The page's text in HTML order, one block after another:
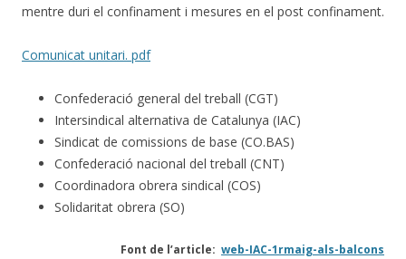
mentre duri el confinament i mesures en el post confinament.
Comunicat unitari. pdf
Confederació general del treball (CGT)
Intersindical alternativa de Catalunya (IAC)
Sindicat de comissions de base (CO.BAS)
Confederació nacional del treball (CNT)
Coordinadora obrera sindical (COS)
Solidaritat obrera (SO)
Font de l’article: web-IAC-1rmaig-als-balcons